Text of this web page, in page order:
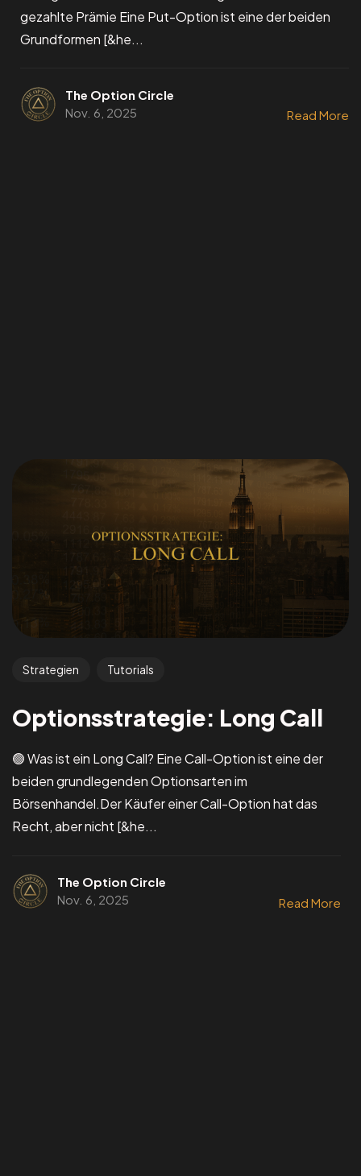
gezahlte Prämie Eine Put-Option ist eine der beiden
Grundformen [&he...
The Option Circle
Nov. 6, 2025
Read More
Strategien Tutorials
Optionsstrategie: Long Call
🟢 Was ist ein Long Call? Eine Call-Option ist eine der
beiden grundlegenden Optionsarten im
Börsenhandel.Der Käufer einer Call-Option hat das
Recht, aber nicht [&he...
The Option Circle
Nov. 6, 2025
Read More